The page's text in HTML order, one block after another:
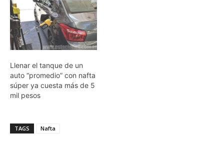
Llenar el tanque de un
auto “promedio” con nafta
súper ya cuesta más de 5
mil pesos
TAGS Nafta